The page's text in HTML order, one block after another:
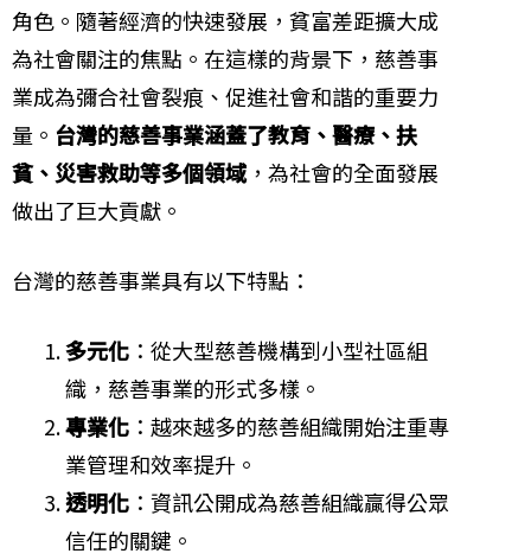
角色。隨著經濟的快速發展，貧富差距擴大成
為社會關注的焦點。在這樣的背景下，慈善事
業成為彌合社會裂痕、促進社會和諧的重要力
量。 台灣的慈善事業涵蓋了教育、醫療、扶
貧、災害救助等多個領域，為社會的全面發展
做出了巨大貢獻。
台灣的慈善事業具有以下特點：
多元化 ：從大型慈善機構到小型社區組
織，慈善事業的形式多樣。
專業化 ：越來越多的慈善組織開始注重專
業管理和效率提升。
透明化 ：資訊公開成為慈善組織贏得公眾
信任的關鍵。